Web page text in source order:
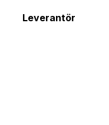
Leverantör